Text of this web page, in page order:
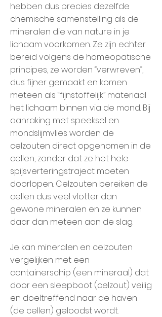
hebben dus precies dezelfde
chemische samenstelling als de
mineralen die van nature in je
lichaam voorkomen. Ze zijn echter
bereid volgens de homeopatische
principes, ze worden “verwreven”,
dus fijner gemaakt en komen
meteen als “fijnstoffelijk” materiaal
het lichaam binnen via de mond. Bij
aanraking met speeksel en
mondslijmvlies worden de
celzouten direct opgenomen in de
cellen, zonder dat ze het hele
spijsverteringstraject moeten
doorlopen. Celzouten bereiken de
cellen dus veel vlotter dan
gewone mineralen en ze kunnen
daar dan meteen aan de slag.
Je kan mineralen en celzouten
vergelijken met een
containerschip (een mineraal) dat
door een sleepboot (celzout) veilig
en doeltreffend naar de haven
(de cellen) geloodst wordt.